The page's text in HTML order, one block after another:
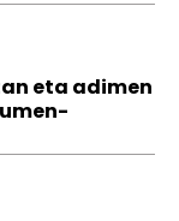
eta adimen